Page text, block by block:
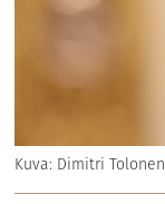
Kuva: Dimitri Tolonen